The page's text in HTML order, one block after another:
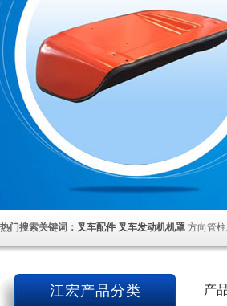
热门搜索关键词： 叉车配件 叉车发动机机罩 方向管
江宏产品分类 产